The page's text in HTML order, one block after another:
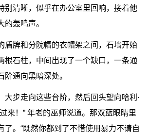
别清晰，似乎在办公室里回响，接着他
的轰鸣声。
盾牌和分院帽的衣帽架之间，石墙开始
根石柱，中间出现了一个缺口，一条通
阶通向黑暗深处。
大步走向这些台阶，然后回头望向哈利·
来！” 年老的巫师说道。那双蓝眼睛里
了。“既然你都到了不惜使用暴力不请自